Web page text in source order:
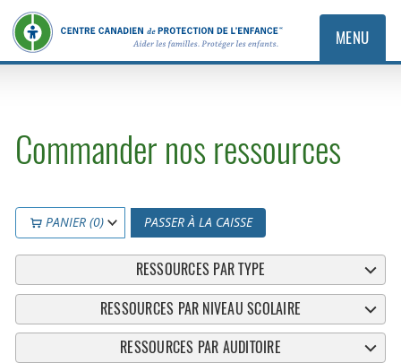
MENU
Commander nos ressources
PANIER (0) PASSER À LA CAISSE
RESSOURCES PAR TYPE
RESSOURCES PAR NIVEAU SCOLAIRE
RESSOURCES PAR AUDITOIRE